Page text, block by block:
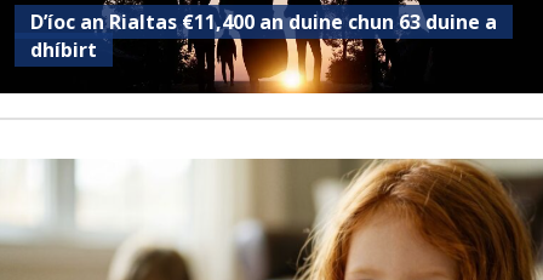
D’íoc an Rialtas €11,400 an duine chun 63 duine a
dhíbirt